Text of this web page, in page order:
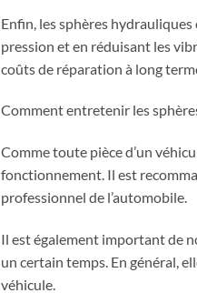
Enfin, les sphères
pression et en réduisant les
coûts de réparation à long
Comment entretenir les
Comme toute pièce d’un
fonctionnement. Il est
professionnel de l’automobile.
Il est également important de
un certain temps. En général,
véhicule.